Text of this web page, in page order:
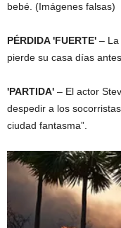
bebé. (Imágenes falsas)
PÉRDIDA 'FUERTE' – La
pierde su casa días
'PARTIDA' – El actor
despedir a los
ciudad fantasma”.